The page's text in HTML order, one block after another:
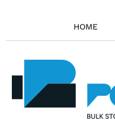
HOME